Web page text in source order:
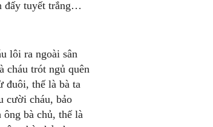
đấy tuyết trắng…
lôi ra ngoài sân
cháu trót ngủ quên
đuôi, thế là bà ta
cười cháu, bảo
bà chủ, thế là